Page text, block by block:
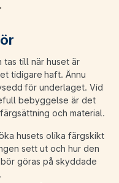
tas till när huset är
tidigare haft. Ännu
för underlaget. Vid
bebyggelse är det
och material.
husets olika färgskikt
sett ut och hur den
göras på skyddade